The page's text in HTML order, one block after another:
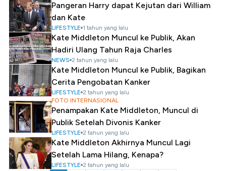
Pangeran Harry dapat Kejutan dari William
dan Kate
LIFESTYLE 1 tahun yang lalu
Kate Middleton Muncul ke Publik, Akan
Hadiri Ulang Tahun Raja Charles
NEWS 2 tahun yang lalu
Kate Middleton Muncul ke Publik, Bagikan
Cerita Pengobatan Kanker
LIFESTYLE 2 tahun yang lalu
FOTO INTERNASIONAL
Penampakan Kate Middleton, Muncul di
Publik Setelah Divonis Kanker
LIFESTYLE 2 tahun yang lalu
Kate Middleton Akhirnya Muncul Lagi
Setelah Lama Hilang, Kenapa?
LIFESTYLE 2 tahun yang lalu